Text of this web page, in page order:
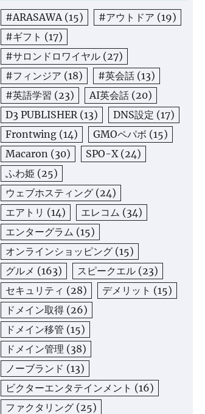
#ARASAWA(15) #アウトドア (19)
#ギフト (17)
#サロンドロワイヤル (27)
#フィンジア (18) #英会話 (13)
#英語学習 (23) AI英会話 (20)
D3 PUBLISHER(13) DNS設定 (17)
Frontwing (14) GMOペパボ (15)
Macaron (30) SPO-X(24)
ふわ姫 (25)
ウェブホスティング (24)
エアトリ (14) エレコム (34)
エンターグラム (15)
オンラインショッピング (15)
グルメ (163) スピークエル (23)
セキュリティ (28) デメリット (15)
ドメイン取得 (26)
ドメイン移管 (15)
ドメイン管理 (38)
ノーブランド (13)
ビクターエンタテインメント (16)
ファクタリング (25)